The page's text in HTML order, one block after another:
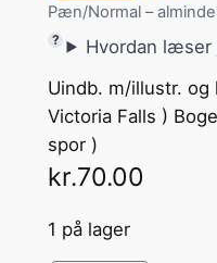
Pæn/Normal –
Hvordan læser
Uindb. m/illustr.
Victoria Falls )
spor )
kr.70.00
1 på lager